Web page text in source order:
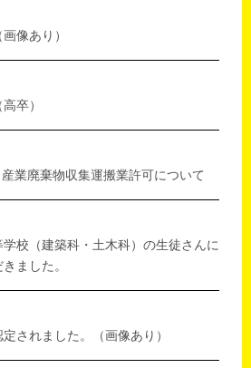
像あり）
卒）
業廃棄物収集運搬業許可について
校（建築科・土木科）の生徒さんに
ました。
されました。（画像あり）